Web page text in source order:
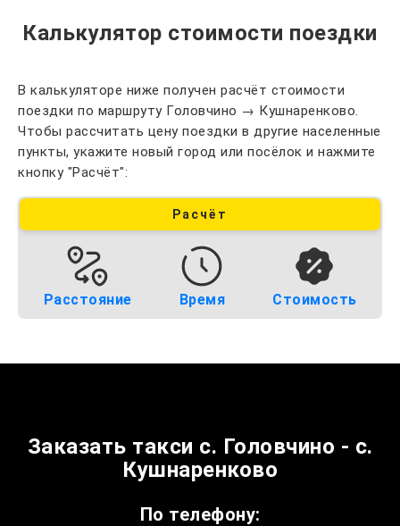
Калькулятор стоимости поездки
В калькуляторе ниже получен расчёт стоимости
поездки по маршруту Головчино → Кушнаренково.
Чтобы рассчитать цену поездки в другие населенные
пункты, укажите новый город или посёлок и нажмите
кнопку "Расчёт":
Расчёт
Расстояние Время Стоимость
Заказать такси с. Головчино - с.
Кушнаренково
По телефону: